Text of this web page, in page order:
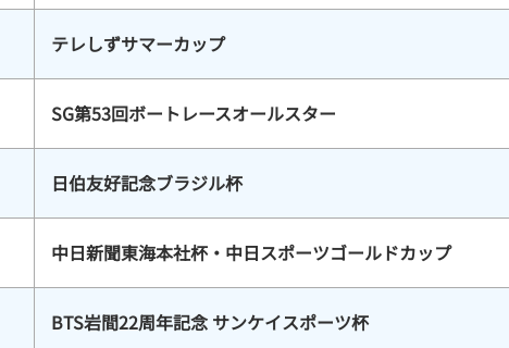
テレしずサマーカップ
SG第53回ボートレースオールスター
日伯友好記念ブラジル杯
中日新聞東海本社杯・中日スポーツゴールドカップ
BTS岩間22周年記念 サンケイスポーツ杯